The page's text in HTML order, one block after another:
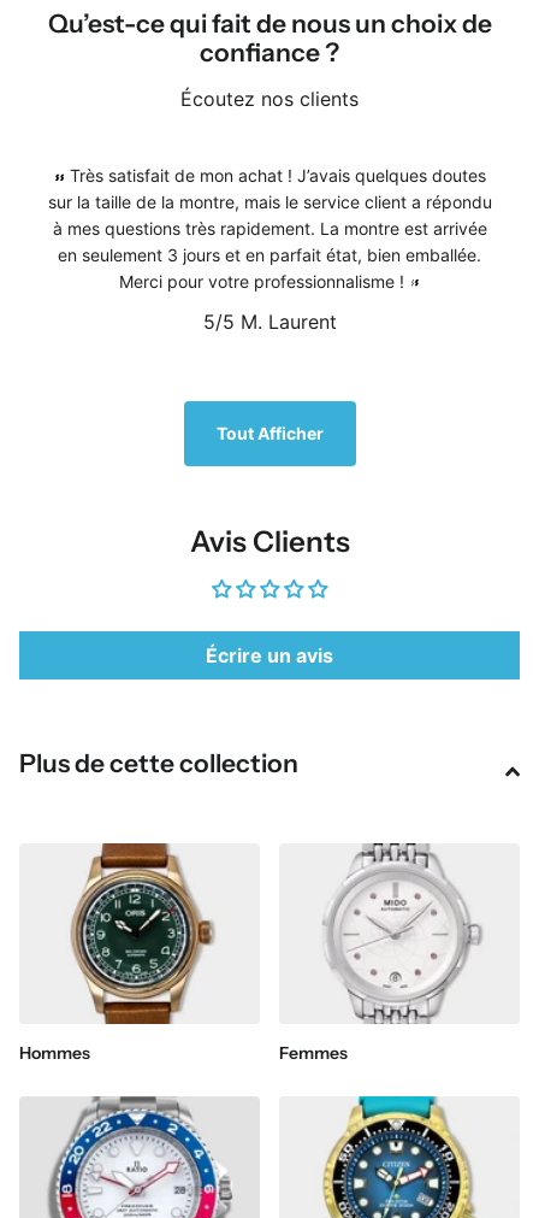
Qu’est-ce qui fait de nous un choix de
confiance ?
Écoutez nos clients
Très satisfait de mon achat ! J’avais quelques doutes
sur la taille de la montre, mais le service client a répondu
à mes questions très rapidement. La montre est arrivée
en seulement 3 jours et en parfait état, bien emballée.
Merci pour votre professionnalisme !
5/5 M. Laurent
Tout Afficher
Avis Clients
Écrire un avis
Plus de cette collection
Hommes Femmes